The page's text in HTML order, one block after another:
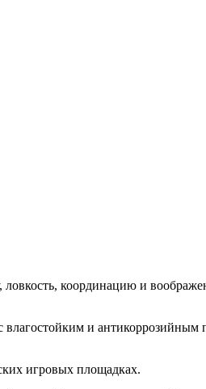
ловкость, координацию и
и
игровых площадках.